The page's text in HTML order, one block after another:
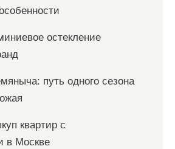
остекление
путь одного сезона
квартир с
в Москве